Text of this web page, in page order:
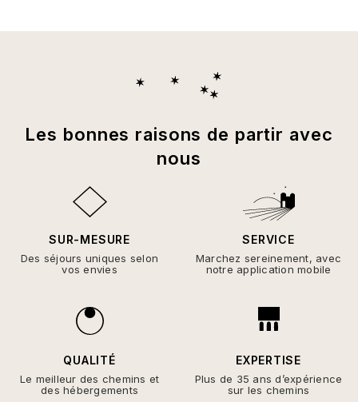
Les bonnes raisons de partir avec
nous
SUR-MESURE
Des séjours uniques selon
vos envies
SERVICE
Marchez sereinement, avec
notre application mobile
QUALITÉ
Le meilleur des chemins et
des hébergements
EXPERTISE
Plus de 35 ans d’expérience
sur les chemins